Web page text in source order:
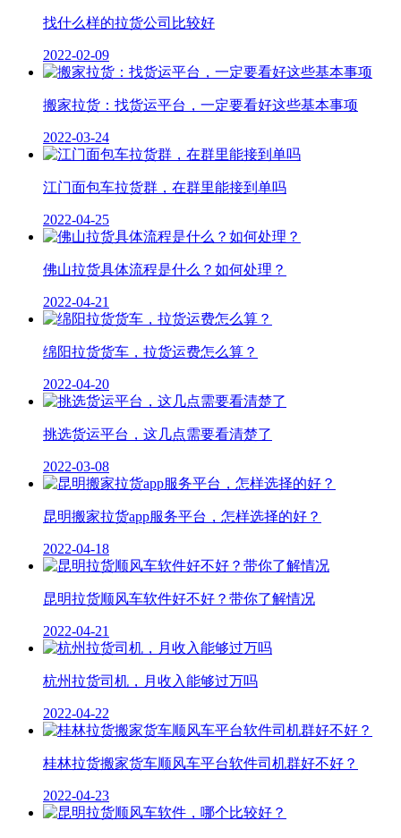
找什么样的拉货公司比较好
2022-02-09
搬家拉货：找货运平台，一定要看好这些基本事项
2022-03-24
江门面包车拉货群，在群里能接到单吗
2022-04-25
佛山拉货具体流程是什么？如何处理？
2022-04-21
绵阳拉货货车，拉货运费怎么算？
2022-04-20
挑选货运平台，这几点需要看清楚了
2022-03-08
昆明搬家拉货app服务平台，怎样选择的好？
2022-04-18
昆明拉货顺风车软件好不好？带你了解情况
2022-04-21
杭州拉货司机，月收入能够过万吗
2022-04-22
桂林拉货搬家货车顺风车平台软件司机群好不好？
2022-04-23